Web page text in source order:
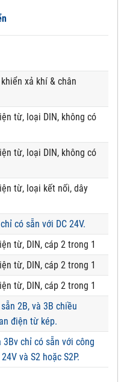
xả khí & chân
từ, loại DIN, không có
từ, loại DIN, không có
từ, loại kết nối, dây
có sẵn với DC 24V.
từ, DIN, cáp 2 trong 1
từ, DIN, cáp 2 trong 1
từ, DIN, cáp 2 trong 1
2B, và 3B chiều
điện từ kép.
3Bv chỉ có sẵn với công
và S2 hoặc S2P.